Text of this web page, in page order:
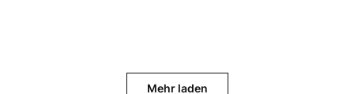
Mehr laden